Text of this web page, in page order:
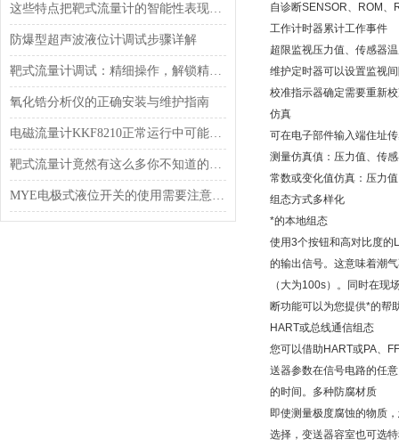
这些特点把靶式流量计的智能性表现得*
防爆型超声波液位计调试步骤详解
靶式流量计调试：精细操作，解锁精准计量
氧化锆分析仪的正确安装与维护指南
电磁流量计KKF8210正常运行中可能会出现哪些问题？
靶式流量计竟然有这么多你不知道的*性能
MYE电极式液位开关的使用需要注意些什么？
自诊断SENSOR、ROM、
工作计时器累计工作事件
超限监视压力值、传感器
维护定时器可以设置监视
校准指示器确定需要重新
仿真
可在电子部件输入端住址
测量仿真傎：压力值、传
常数或变化值仿真：压力
组态方式多样化
*的本地组态
使用3个按钮和高对比度的
的输出信号。这意味着潮
（大为100s）。同时在
断功能可以为您提供*的帮
HART或总线通信组态
您可以借助HART或PA、
送器参数在信号电路的任
的时间。多种防腐材质
即使测量极度腐蚀的物质
选择，变送器容室也可选